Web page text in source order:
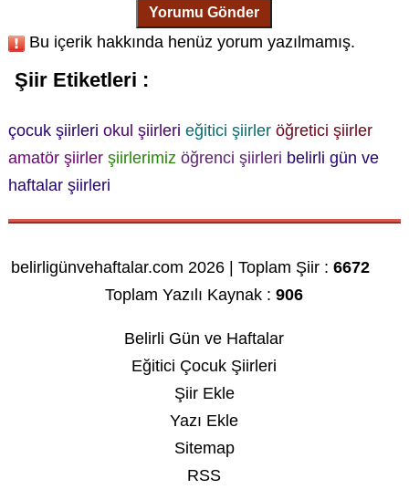
Yorumu Gönder
Bu içerik hakkında henüz yorum yazılmamış.
Şiir Etiketleri :
çocuk şiirleri okul şiirleri eğitici şiirler öğretici şiirler
amatör şiirler şiirlerimiz öğrenci şiirleri belirli gün ve
haftalar şiirleri
belirligünvehaftalar.com 2026 | Toplam Şiir :6672
Toplam Yazılı Kaynak :906
Belirli Gün ve Haftalar
Eğitici Çocuk Şiirleri
Şiir Ekle
Yazı Ekle
Sitemap
RSS